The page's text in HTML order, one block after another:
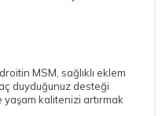
MSM, sağlıklı eklem
duyduğunuz desteği
yaşam kalitenizi artırmak